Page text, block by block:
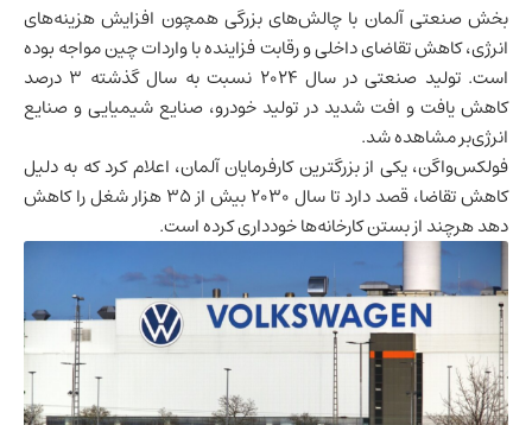
بخش صنعتی آلمان با چالش‌های بزرگی همچون افزایش هزینه‌های
انرژی، کاهش تقاضای داخلی و رقابت فزاینده با وارداتچینمواجه بوده
است. تولید صنعتی در سال ۲۰۲۴ نسبت به سال گذشته ۳ درصد
کاهش یافت و افت شدید در تولید خودرو، صنایع شیمیایی و صنایع
انرژی‌بر مشاهده شد.
فولکس‌واگن، یکی از بزرگترین کارفرمایان آلمان، اعلام کرد که به دلیل
کاهش تقاضا، قصد دارد تا سال ۲۰۳۰ بیش از ۳۵ هزار شغل را کاهش
دهد هرچند از بستن کارخانه‌ها خودداری کرده است.